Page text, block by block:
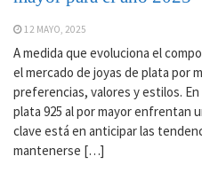
12 MAYO, 2025
A medida que evoluciona el
el mercado de joyas de plata por
preferencias, valores y estilos.
plata 925 al por mayor enfrentan
clave está en anticipar las
mantenerse […]